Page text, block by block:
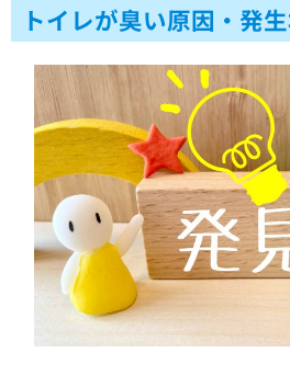
トイレが臭い原因・発